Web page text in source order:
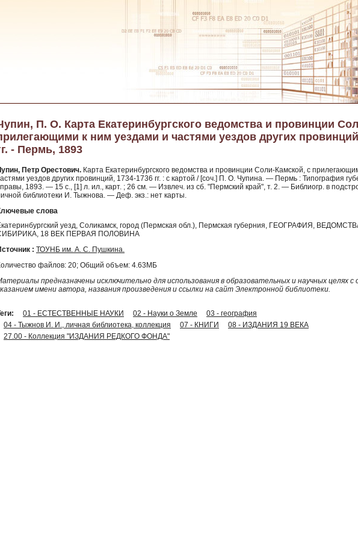
П. О. Карта Екатеринбургского ведомства и провинции
к ним уездами и частями уездов других
- Пермь, 1893
Петр Орестович. Карта Екатеринбургского ведомства и провинции Соли-Камской, с
уездов других провинций, 1734-1736 гг. : с картой / [соч.] П. О. Чупина. — Пермь : Типография
1893. — 15 с., [1] л. ил., карт. ; 26 см. — Извлеч. из сб. "Пермский край", т. 2. — Библиогр. в
библиотеки И. Тыжнова. — Деф. экз.: нет карты.
слова
уезд, Соликамск, город (Пермская обл.), Пермская губерния, ГЕОГРАФИЯ,
18 ВЕК ПЕРВАЯ ПОЛОВИНА
: ТОУНБ им. А. С. Пушкина.
файлов: 20; Общий объем: 4.63МБ
предназначены исключительно для использования в образовательных и научных целях
имени автора, названия произведения и ссылки на сайт Электронной библиотеки.
01 - ЕСТЕСТВЕННЫЕ НАУКИ 02 - Науки о Земле
03 - география
04 - Тыжнов И. И., личная библиотека, коллекция
07 - КНИГИ
08 - ИЗДАНИЯ 19 ВЕКА
27.00 - Коллекция "ИЗДАНИЯ РЕДКОГО ФОНДА"